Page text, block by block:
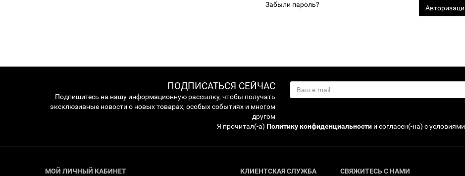
Забыли пароль?
ПОДПИСАТЬСЯ СЕЙЧАС
Подпишитесь на нашу информационную рассылку, чтобы получать
эксклюзивные новости о новых товарах, особых событиях и многом
другом
Я прочитал(-а)Политику конфиденциальности и согласен(-на) с условиями
МОЙ ЛИЧНЫЙ КАБИНЕТ КЛИЕНТСКАЯ СЛУЖБА СВЯЖИТЕСЬ С НАМИ